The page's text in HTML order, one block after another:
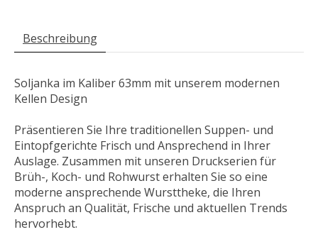
Beschreibung
Soljanka im Kaliber 63mm mit unserem modernen
Kellen Design
Präsentieren Sie Ihre traditionellen Suppen- und
Eintopfgerichte Frisch und Ansprechend in Ihrer
Auslage. Zusammen mit unseren Druckserien für
Brüh-, Koch- und Rohwurst erhalten Sie so eine
moderne ansprechende Wursttheke, die Ihren
Anspruch an Qualität, Frische und aktuellen Trends
hervorhebt.